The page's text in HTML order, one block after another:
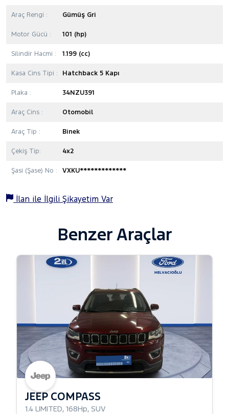
Araç Rengi : Gümüş Gri
Motor Gücü : 101 (hp)
Silindir Hacmi : 1.199 (cc)
Kasa Cins Tipi : Hatchback 5 Kapı
Plaka : 34NZU391
Araç Cins : Otomobil
Araç Tip : Binek
Çekiş Tip: 4x2
Şasi (Şase) No : VXKU*************
İlan ile İlgili Şikayetim Var
Benzer Araçlar
JEEP COMPASS
1.4 LIMITED, 168Hp, SUV